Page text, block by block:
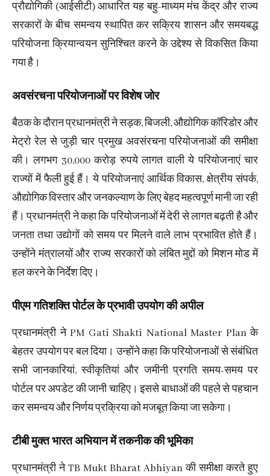
प्रौद्योगिकी (आईसीटी) आधारित यह बहु-माध्यम मंच केंद्र और राज्य
सरकारों के बीच समन्वय स्थापित कर सक्रिय शासन और समयबद्ध
परियोजना क्रियान्वयन सुनिश्चित करने के उद्देश्य से विकसित किया
गया है।
अवसंरचना परियोजनाओं पर विशेष जोर
बैठक के दौरान प्रधानमंत्री ने सड़क, बिजली, औद्योगिक कॉरिडोर और
मेट्रो रेल से जुड़ी चार प्रमुख अवसंरचना परियोजनाओं की समीक्षा
की। लगभग 30,000 करोड़ रुपये लागत वाली ये परियोजनाएं चार
राज्यों में फैली हुई हैं। ये परियोजनाएं आर्थिक विकास, क्षेत्रीय संपर्क,
औद्योगिक विस्तार और जनकल्याण के लिए बेहद महत्वपूर्ण मानी जा रही
हैं। प्रधानमंत्री ने कहा कि परियोजनाओं में देरी से लागत बढ़ती है और
जनता तथा उद्योगों को समय पर मिलने वाले लाभ प्रभावित होते हैं।
उन्होंने मंत्रालयों और राज्य सरकारों को लंबित मुद्दों को मिशन मोड में
हल करने के निर्देश दिए।
पीएम गतिशक्ति पोर्टल के प्रभावी उपयोग की अपील
प्रधानमंत्री ने PM Gati Shakti National Master Plan के
बेहतर उपयोग पर बल दिया। उन्होंने कहा कि परियोजनाओं से संबंधित
सभी जानकारियां, स्वीकृतियां और जमीनी प्रगति समय-समय पर
पोर्टल पर अपडेट की जानी चाहिए। इससे बाधाओं की पहले से पहचान
कर समन्वय और निर्णय प्रक्रिया को मजबूत किया जा सकेगा।
टीबी मुक्त भारत अभियान में तकनीक की भूमिका
प्रधानमंत्री ने TB Mukt Bharat Abhiyan की समीक्षा करते हुए